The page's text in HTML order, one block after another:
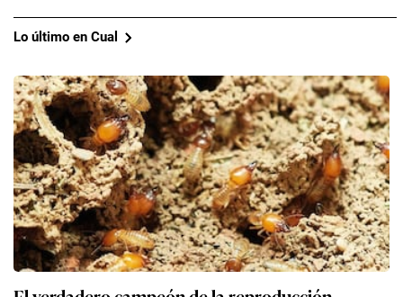
Lo último en Cual